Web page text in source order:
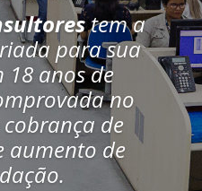
tem a
para sua
18 anos de
no
de
aumento de